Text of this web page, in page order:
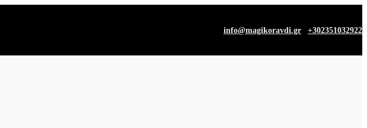
info@magikoravdi.gr +302351032922